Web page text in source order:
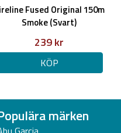
Fused Original 150m
Smoke (Svart)
239 kr
KÖP
märken